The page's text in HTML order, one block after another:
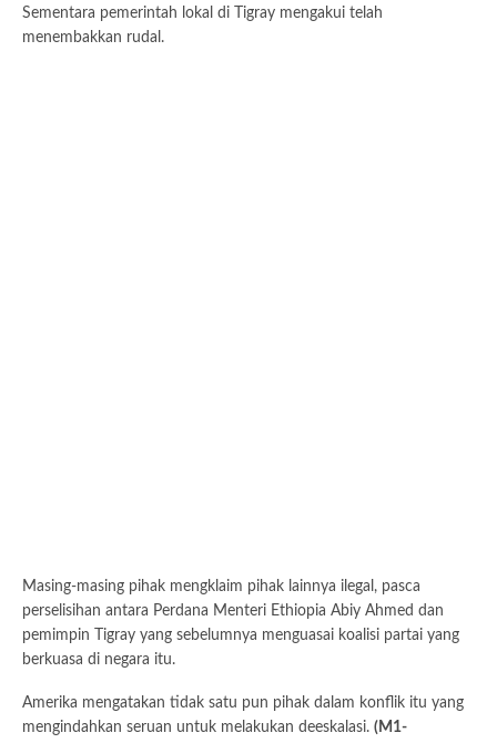
Sementara pemerintah lokal di Tigray mengakui telah
menembakkan rudal.
Masing-masing pihak mengklaim pihak lainnya ilegal, pasca
perselisihan antara Perdana Menteri Ethiopia Abiy Ahmed dan
pemimpin Tigray yang sebelumnya menguasai koalisi partai yang
berkuasa di negara itu.
Amerika mengatakan tidak satu pun pihak dalam konflik itu yang
mengindahkan seruan untuk melakukan deeskalasi. (M1-